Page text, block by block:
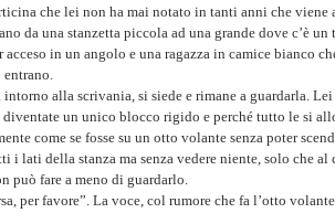
che lei non ha mai notato in tanti anni che viene
da una stanzetta piccola ad una grande dove c’è
acceso in un angolo e una ragazza in camice bianco
entrano.
intorno alla scrivania, si siede e rimane a guardarla.
diventate un unico blocco rigido e perché tutto le si
come se fosse su un otto volante senza poter
i lati della stanza ma senza vedere niente, solo che al
può fare a meno di guardarlo.
per favore”. La voce, col rumore che fa l’otto